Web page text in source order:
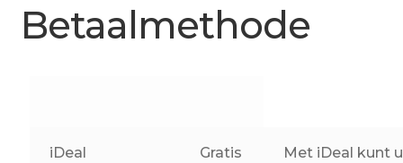
Algemene voorwaarden
Betaalmethode
iDeal Gratis
Met iDeal kunt u